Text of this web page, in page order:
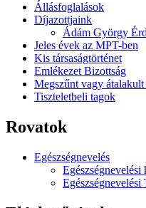
Állásfoglalások
Díjazottjaink
Ádám György
Jeles évek az MPT-ben
Kis társaságtörténet
Emlékezet Bizottság
Megszűnt vagy átalakult
Tiszteletbeli tagok
Rovatok
Egészségnevelés
Egészségnevelési
Egészségnevelési